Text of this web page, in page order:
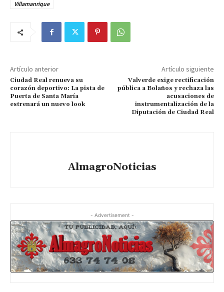
Villamanrique
Artículo anterior
Ciudad Real renueva su
corazón deportivo: La pista de
Puerta de Santa María
estrenará un nuevo look
Artículo siguiente
Valverde exige rectificación
pública a Bolaños y rechaza las
acusaciones de
instrumentalización de la
Diputación de Ciudad Real
AlmagroNoticias
- Advertisement -